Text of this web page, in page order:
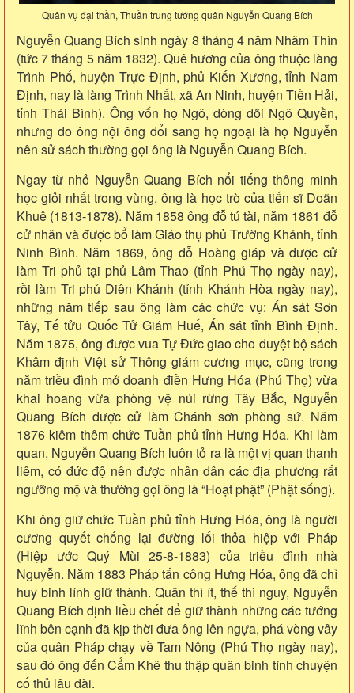
Quân vụ đại thần, Thuần trung tướng quân Nguyễn Quang Bích
Nguyễn Quang Bích sinh ngày 8 tháng 4 năm Nhâm Thìn
(tức 7 tháng 5 năm 1832). Quê hương của ông thuộc làng
Trình Phố, huyện Trực Định, phủ Kiến Xương, tỉnh Nam
Định, nay là làng Trình Nhất, xã An Ninh, huyện Tiền Hải,
tỉnh Thái Bình). Ông vốn họ Ngô, dòng dõi Ngô Quyền,
nhưng do ông nội ông đổi sang họ ngoại là họ Nguyễn
nên sử sách thường gọi ông là Nguyễn Quang Bích.
Ngay từ nhỏ Nguyễn Quang Bích nổi tiếng thông minh
học giỏi nhất trong vùng, ông là học trò của tiến sĩ Doãn
Khuê (1813-1878). Năm 1858 ông đỗ tú tài, năm 1861 đỗ
cử nhân và được bổ làm Giáo thụ phủ Trường Khánh, tỉnh
Ninh Bình. Năm 1869, ông đỗ Hoàng giáp và được cử
làm Tri phủ tại phủ Lâm Thao (tỉnh Phú Thọ ngày nay),
rồi làm Tri phủ Diên Khánh (tỉnh Khánh Hòa ngày nay),
những năm tiếp sau ông làm các chức vụ: Án sát Sơn
Tây, Tế tửu Quốc Tử Giám Huế, Án sát tỉnh Bình Định.
Năm 1875, ông được vua Tự Đức giao cho duyệt bộ sách
Khâm định Việt sử Thông giám cương mục, cũng trong
năm triều đình mở doanh điền Hưng Hóa (Phú Thọ) vừa
khai hoang vừa phòng vệ núi rừng Tây Bắc, Nguyễn
Quang Bích được cử làm Chánh sơn phòng sứ. Năm
1876 kiêm thêm chức Tuần phủ tỉnh Hưng Hóa. Khi làm
quan, Nguyễn Quang Bích luôn tỏ ra là một vị quan thanh
liêm, có đức độ nên được nhân dân các địa phương rất
ngưỡng mộ và thường gọi ông là “Hoạt phật” (Phật sống).
Khi ông giữ chức Tuần phủ tỉnh Hưng Hóa, ông là người
cương quyết chống lại đường lối thỏa hiệp với Pháp
(Hiệp ước Quý Mùi 25-8-1883) của triều đình nhà
Nguyễn. Năm 1883 Pháp tấn công Hưng Hóa, ông đã chỉ
huy binh lính giữ thành. Quân thì ít, thế thì nguy, Nguyễn
Quang Bích định liều chết để giữ thành những các tướng
lĩnh bên cạnh đã kịp thời đưa ông lên ngựa, phá vòng vây
của quân Pháp chạy về Tam Nông (Phú Thọ ngày nay),
sau đó ông đến Cẩm Khê thu thập quân binh tính chuyện
cố thủ lâu dài.